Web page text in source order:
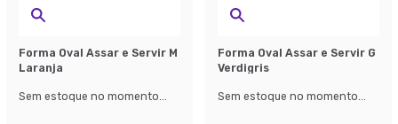
Forma Oval Assar e Servir M
Laranja
Sem estoque no momento...
Forma Oval Assar e Servir G
Verdigris
Sem estoque no momento...